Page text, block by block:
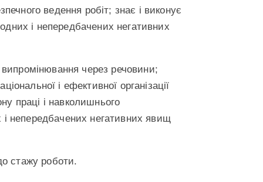
ведення робіт; знає і виконує
і непередбачених негативних
через речовини;
і ефективної організації
праці і навколишнього
непередбачених негативних явищ
стажу роботи.